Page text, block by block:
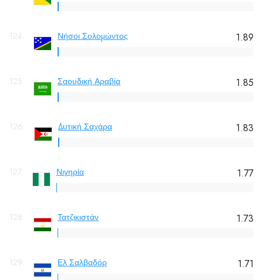
124. Νήσοι Σολομώντος 1.89
125. Σαουδική Αραβία 1.85
126. Δυτική Σαχάρα 1.83
127. Νιγηρία 1.77
128. Τατζικιστάν 1.73
129. Ελ Σαλβαδόρ 1.71